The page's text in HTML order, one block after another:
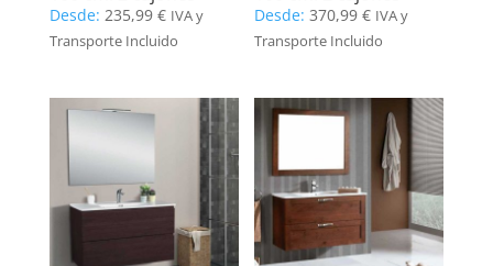
Desde: 235,99 € IVA y
Transporte Incluido
Desde:370,99€ IVA y
Transporte Incluido